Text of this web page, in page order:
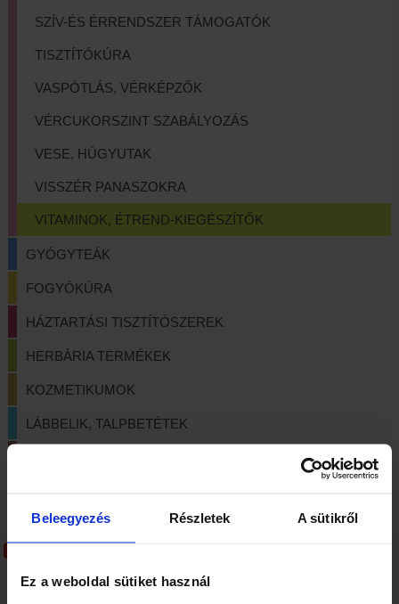
Beleegyezés Részletek A sütikről
Ez a weboldal sütiket használ
SZÍV-ÉS ÉRRENDSZER TÁMOGATÓK
TISZTÍTÓKÚRA
VASPÓTLÁS, VÉRKÉPZŐK
VÉRCUKORSZINT SZABÁLYOZÁS
VESE, HÚGYUTAK
VISSZÉR PANASZOKRA
VITAMINOK, ÉTREND-KIEGÉSZÍTŐK
GYÓGYTEÁK
FOGYÓKÚRA
HÁZTARTÁSI TISZTÍTÓSZEREK
HERBÁRIA TERMÉKEK
KOZMETIKUMOK
LÁBBELIK, TALPBETÉTEK
NYITOLAP / TERMÉK VITAMINOK, ÉTREND-KIEGÉSZÍTŐK